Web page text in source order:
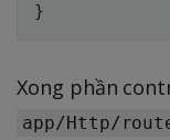
}
Xong phần
app/Http/